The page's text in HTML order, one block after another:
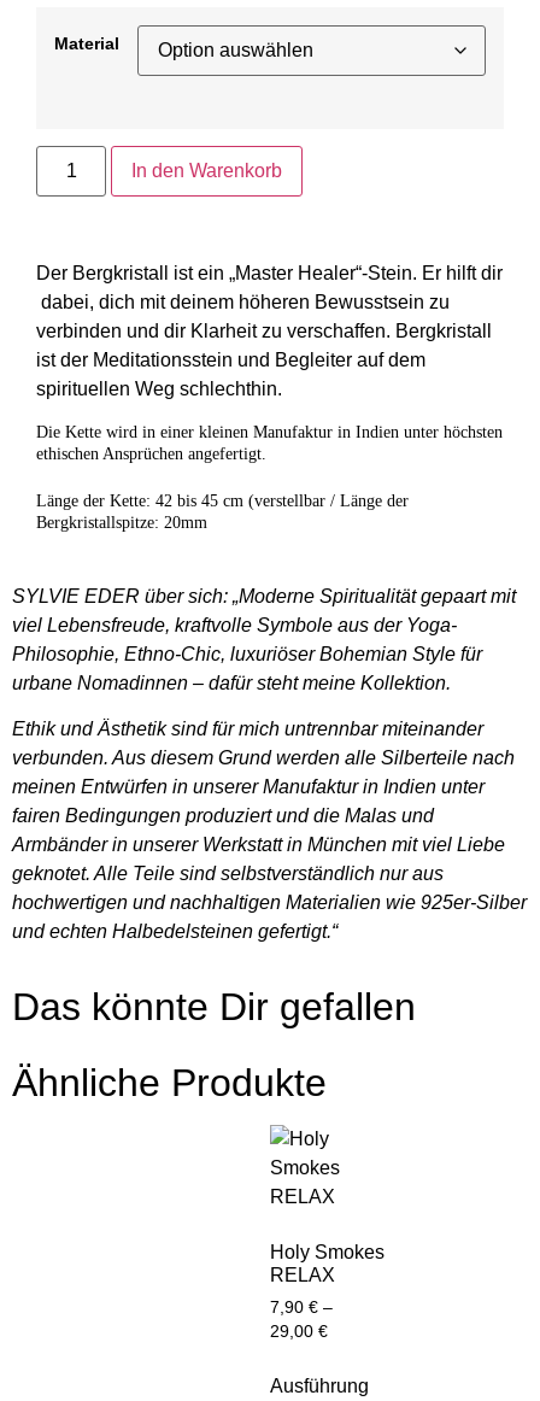
Material
In den Warenkorb
Der Bergkristall ist ein „Master Healer“-Stein. Er hilft dir
dabei, dich mit deinem höheren Bewusstsein zu
verbinden und dir Klarheit zu verschaffen. Bergkristall
ist der Meditationsstein und Begleiter auf dem
spirituellen Weg schlechthin.
Die Kette wird in einer kleinen Manufaktur in Indien unter höchsten
ethischen Ansprüchen angefertigt.
Länge der Kette: 42 bis 45 cm (verstellbar / Länge der
Bergkristallspitze: 20mm
SYLVIE EDER über sich: „Moderne Spiritualität gepaart mit
viel Lebensfreude, kraftvolle Symbole aus der Yoga-
Philosophie, Ethno-Chic, luxuriöser Bohemian Style für
urbane Nomadinnen – dafür steht meine Kollektion.
Ethik und Ästhetik sind für mich untrennbar miteinander
verbunden. Aus diesem Grund werden alle Silberteile nach
meinen Entwürfen in unserer Manufaktur in Indien unter
fairen Bedingungen produziert und die Malas und
Armbänder in unserer Werkstatt in München mit viel Liebe
geknotet. Alle Teile sind selbstverständlich nur aus
hochwertigen und nachhaltigen Materialien wie 925er-Silber
und echten Halbedelsteinen gefertigt.“
Das könnte Dir gefallen
Ähnliche Produkte
Holy Smokes
RELAX
7,90 € –
29,00 €
Ausführung